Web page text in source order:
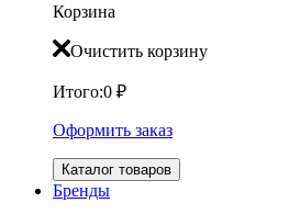
Корзина
Очистить корзину
Итого:0 ₽
Оформить заказ
Каталог товаров
Бренды